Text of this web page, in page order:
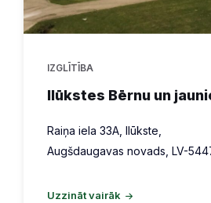
IZGLĪTĪBA
Ilūkstes Bērnu un
Raiņa iela 33A, Ilūkste,
Augšdaugavas novads, LV-
Uzzināt vairāk